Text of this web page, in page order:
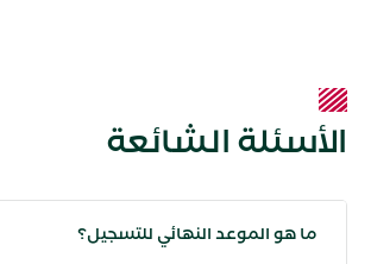
الأسئلة الشائعة
ما هو الموعد النهائي للتسجيل؟